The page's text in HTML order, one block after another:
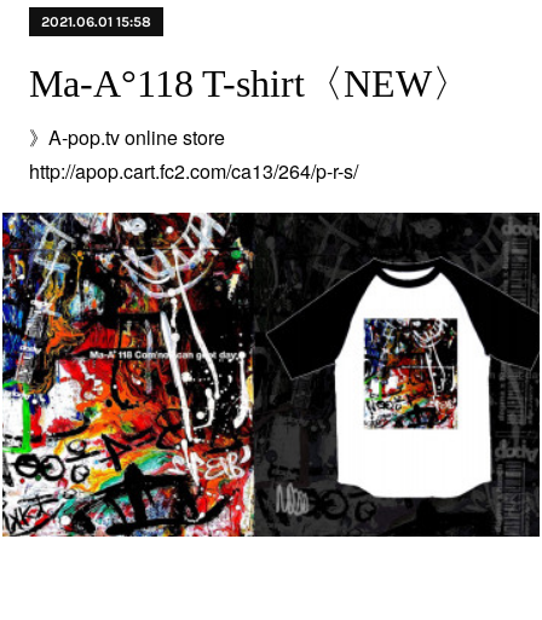
2021.06.01 15:58
Ma-A°118 T-shirt〈NEW〉
》A-pop.tv online store
http://apop.cart.fc2.com/ca13/264/p-r-s/